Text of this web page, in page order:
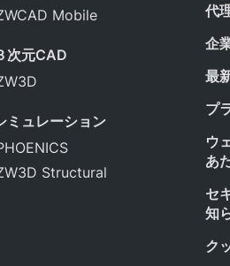
Mobile
次元CAD
ミュレーション
Structural
代
企
最
プ
ウ
あ
セ
知
ク